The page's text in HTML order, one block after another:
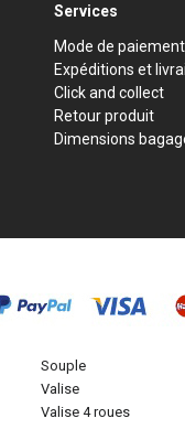
Services
Mode de paiement
Expéditions et
Click and collect
Retour produit
Dimensions
souple
valise
valise 4 roues